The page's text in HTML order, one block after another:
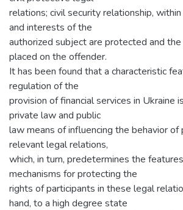
relations; civil security relationship,
and interests of the
authorized subject are protected and
placed on the offender.
It has been found that a characteristic
regulation of the
provision of financial services in Ukraine
private law and public
law means of influencing the behavior of
relevant legal relations,
which, in turn, predetermines the
mechanisms for protecting the
rights of participants in these legal
hand, to a high degree state